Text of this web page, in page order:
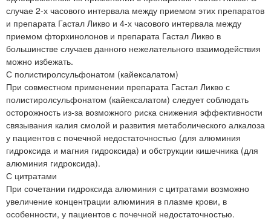
случае 2-х часового интервала между приемом этих препаратов
и препарата Гастал Ликво и 4-х часового интервала между
приемом фторхинолонов и препарата Гастал Ликво в
большинстве случаев данного нежелательного взаимодействия
можно избежать.
С полистиролсульфонатом (кайексалатом)
При совместном применении препарата Гастал Ликво с
полистиролсульфонатом (кайексалатом) следует соблюдать
осторожность из-за возможного риска снижения эффективности
связывания калия смолой и развития метаболического алкалоза
у пациентов с почечной недостаточностью (для алюминия
гидроксида и магния гидроксида) и обструкции кишечника (для
алюминия гидроксида).
С цитратами
При сочетании гидроксида алюминия с цитратами возможно
увеличение концентрации алюминия в плазме крови, в
особенности, у пациентов с почечной недостаточностью.